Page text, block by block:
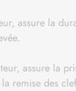
assure la
assure la
remise des